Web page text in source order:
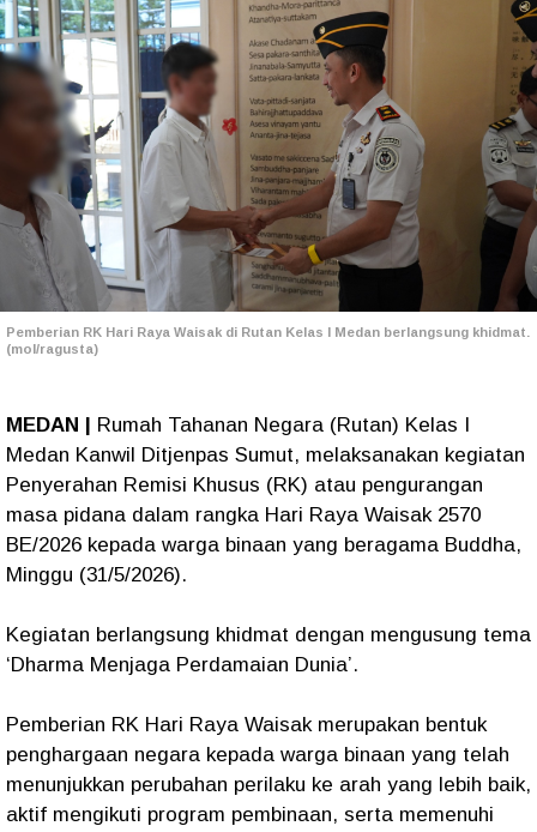
Pemberian RK Hari Raya Waisak di Rutan Kelas I Medan berlangsung khidmat.
(mol/ragusta)
MEDAN | Rumah Tahanan Negara (Rutan) Kelas I
Medan Kanwil Ditjenpas Sumut, melaksanakan kegiatan
Penyerahan Remisi Khusus (RK) atau pengurangan
masa pidana dalam rangka Hari Raya Waisak 2570
BE/2026 kepada warga binaan yang beragama Buddha,
Minggu (31/5/2026).
Kegiatan berlangsung khidmat dengan mengusung tema
‘Dharma Menjaga Perdamaian Dunia’.
Pemberian RK Hari Raya Waisak merupakan bentuk
penghargaan negara kepada warga binaan yang telah
menunjukkan perubahan perilaku ke arah yang lebih baik,
aktif mengikuti program pembinaan, serta memenuhi